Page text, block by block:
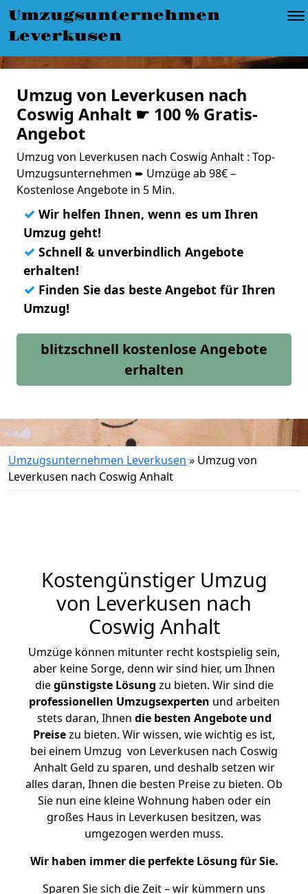
Umzugsunternehmen
Leverkusen
Umzug von Leverkusen nach
Coswig Anhalt ☛ 100 % Gratis-
Angebot
Umzug von Leverkusen nach Coswig Anhalt : Top-
Umzugsunternehmen ➨ Umzüge ab 98€ –
Kostenlose Angebote in 5 Min.
✓ Wir helfen Ihnen, wenn es um Ihren
Umzug geht!
✓ Schnell & unverbindlich Angebote
erhalten!
✓ Finden Sie das beste Angebot für Ihren
Umzug!
blitzschnell kostenlose Angebote
erhalten
Umzugsunternehmen Leverkusen » Umzug von
Leverkusen nach Coswig Anhalt
Kostengünstiger Umzug
von Leverkusen nach
Coswig Anhalt
Umzüge können mitunter recht kostspielig sein,
aber keine Sorge, denn wir sind hier, um Ihnen
diegünstigste Lösung zu bieten. Wir sind die
professionellen Umzugsexperten und arbeiten
stets daran, Ihnen die besten Angebote und
Preisezu bieten. Wir wissen, wie wichtig es ist,
bei einem Umzug von Leverkusen nach Coswig
Anhalt Geld zu sparen, und deshalb setzen wir
alles daran, Ihnen die besten Preise zu bieten. Ob
Sie nun eine kleine Wohnung haben oder ein
großes Haus in Leverkusen besitzen, was
umgezogen werden muss.
Wir haben immer die perfekte Lösung für Sie.
Sparen Sie sich die Zeit – wir kümmern uns